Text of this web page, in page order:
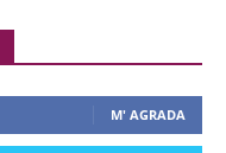
M' AGRADA